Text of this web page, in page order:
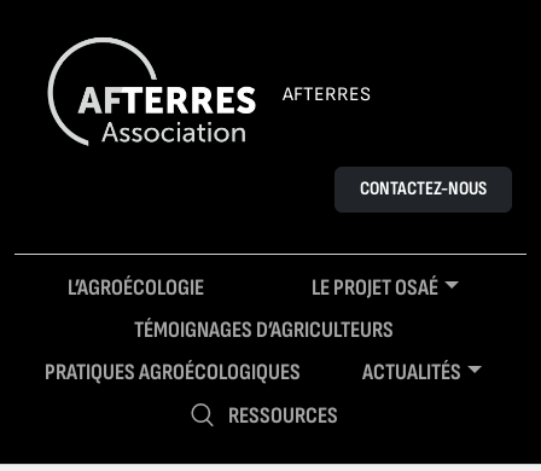
AFTERRES
CONTACTEZ-NOUS
L’AGROÉCOLOGIE
LE PROJET OSAÉ
TÉMOIGNAGES D’AGRICULTEURS
PRATIQUES AGROÉCOLOGIQUES
ACTUALITÉS
RESSOURCES